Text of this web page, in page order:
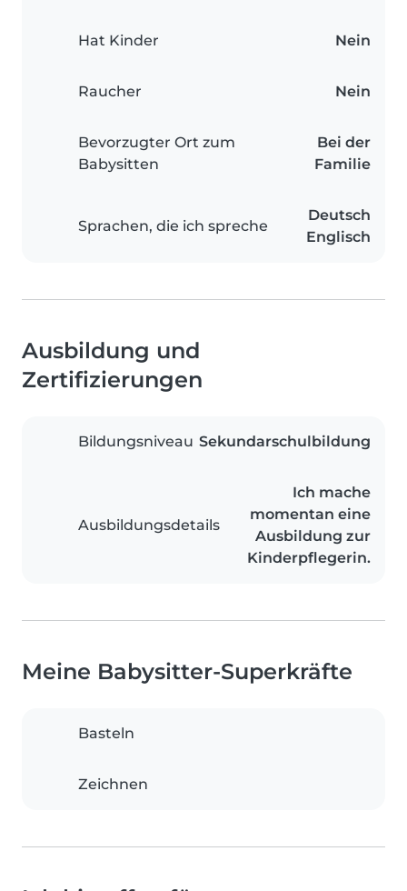
Hat Kinder Nein
Raucher Nein
Bevorzugter Ort zum
Babysitten
Bei der
Familie
Sprachen, die ich spreche
Deutsch
Englisch
Ausbildung und
Zertifizierungen
Bildungsniveau Sekundarschulbildung
Ausbildungsdetails
Ich mache
momentan eine
Ausbildung zur
Kinderpflegerin.
Meine Babysitter-Superkräfte
Basteln
Zeichnen